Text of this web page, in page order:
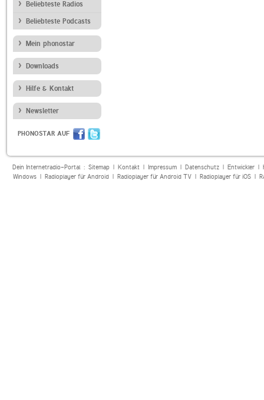
Beliebteste Radios
Beliebteste Podcasts
Mein phonostar
Downloads
Hilfe & Kontakt
Newsletter
PHONOSTAR AUF
Dein Internetradio-Portal : Sitemap| Kontakt| Impressum| Datenschutz| Entwickler|
Windows| Radioplayer für Android| Radioplayer für Android TV| Radioplayer für iOS|